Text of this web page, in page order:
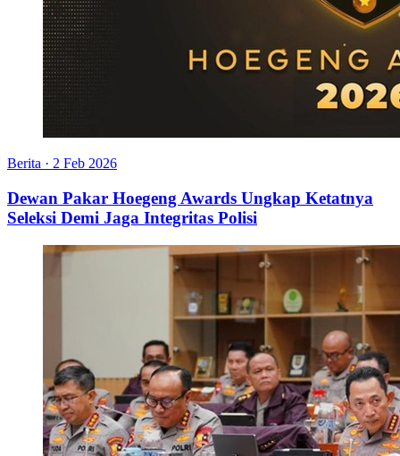
Berita · 2 Feb 2026
Dewan Pakar Hoegeng Awards Ungkap Ketatnya
Seleksi Demi Jaga Integritas Polisi